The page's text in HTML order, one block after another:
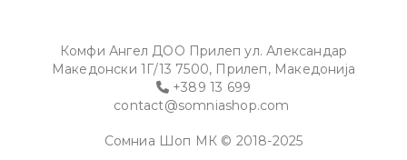
Комфи Ангел ДОО Прилеп ул. Александар
Македонски 1Г/13 7500, Прилеп, Македонија
+389 13 699
contact@somniashop.com
Сомниа Шоп МК © 2018-2025